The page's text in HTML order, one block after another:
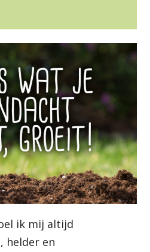
ik mij altijd
helder en